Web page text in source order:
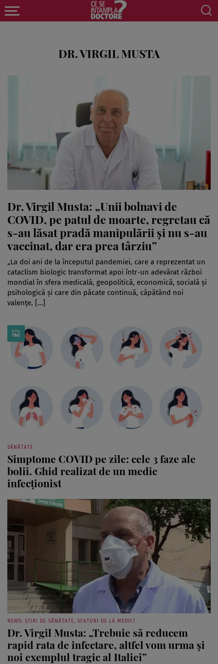
DR. VIRGIL MUSTA
Dr. Virgil Musta: „Unii bolnavi de
COVID, pe patul de moarte, regretau că
s-au lăsat pradă manipulării și nu s-au
vaccinat, dar era prea târziu”
„La doi ani de la începutul pandemiei, care a reprezentat un
cataclism biologic transformat apoi într-un adevărat război
mondial în sfera medicală, geopolitică, economică, socială și
psihologică și care din păcate continuă, căpătând noi
valențe, […]
SĂNĂTATE
Simptome COVID pe zile: cele 3 faze ale
bolii. Ghid realizat de un medic
infecționist
NEWS: ȘTIRI DE SĂNĂTATE, SFATURI DE LA MEDICI
Dr. Virgil Musta: „Trebuie să reducem
rapid rata de infectare, altfel vom urma și
noi exemplul tragic al Italiei”